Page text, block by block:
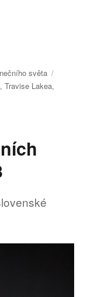
světa
,Travise Lakea,